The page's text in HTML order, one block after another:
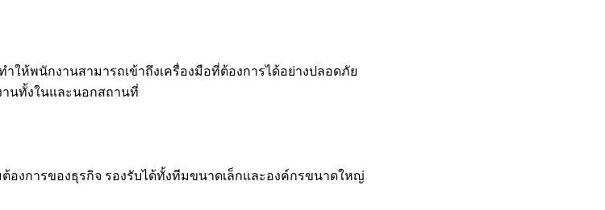
ให้พนักงานสามารถเข้าถึงเครื่องมือที่ต้องการได้อย่างปลอดภัย
านทั้งในและนอกสถานที่
องการของธุรกิจ รองรับได้ทั้งทีมขนาดเล็กและองค์กรขนาดใหญ่